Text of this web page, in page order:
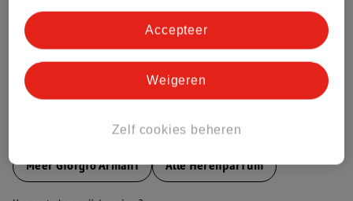
Meer informatie
Bestel & Bezorginformatie
MeerGiorgio Armani Alle Herenparfum
Zelf cookies beheren
Weigeren
Accepteer